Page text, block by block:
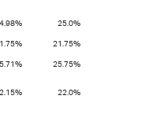
25.0%
21.75%
25.75%
22.0%